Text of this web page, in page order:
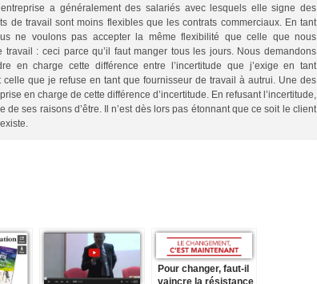
a généralement des salariés avec lesquels elle signe des
de travail sont moins flexibles que les contrats commerciaux. En tant
ne voulons pas accepter la même flexibilité que celle que nous
travail : ceci parce qu’il faut manger tous les jours. Nous demandons
en charge cette différence entre l’incertitude que j’exige en tant
celle que je refuse en tant que fournisseur de travail à autrui. Une des
en charge de cette différence d’incertitude. En refusant l’incertitude,
de ses raisons d’être. Il n’est dès lors pas étonnant que ce soit le client
Pour changer, faut-il
vaincre la résistance